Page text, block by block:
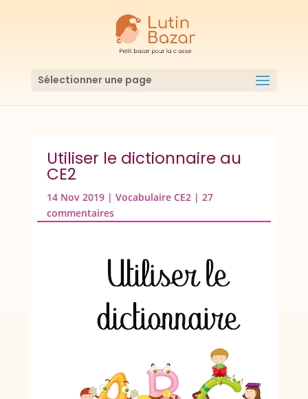
Sélectionner une page
Utiliser le dictionnaire au
CE2
14 Nov 2019| Vocabulaire CE2| 27
commentaires